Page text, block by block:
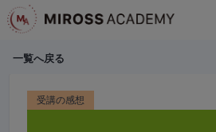
一覧へ戻る
受講の感想